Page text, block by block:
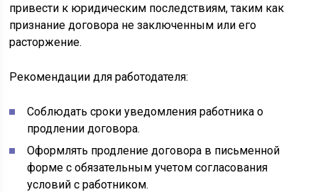
привести к юридическим последствиям, таким как
признание договора не заключенным или его
расторжение.
Рекомендации для работодателя:
Соблюдать сроки уведомления работника о
продлении договора.
Оформлять продление договора в письменной
форме с обязательным учетом согласования
условий с работником.